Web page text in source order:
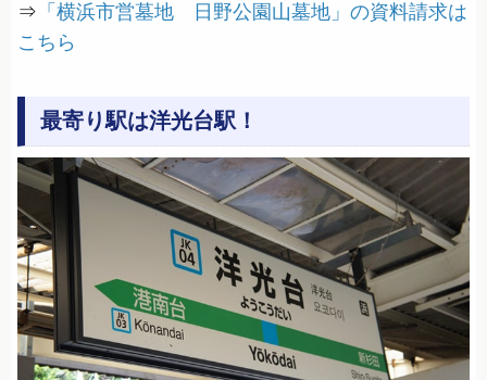
⇒ 「横浜市営墓地 日野公園山墓地」の資料請求は
こちら
最寄り駅は洋光台駅！